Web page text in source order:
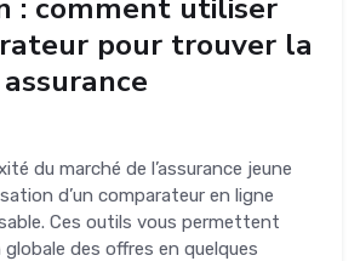
: comment utiliser
pour trouver la
du marché de l’assurance jeune
d’un comparateur en ligne
Ces outils vous permettent
globale des offres en quelques